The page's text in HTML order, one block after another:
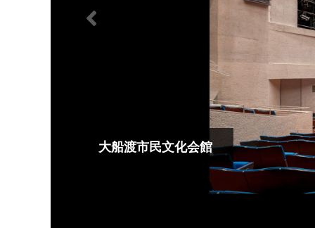
大船渡市民文化会館